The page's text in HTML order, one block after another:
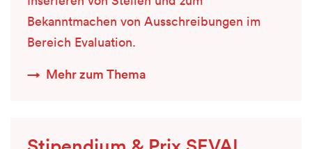
Bekanntmachen von Ausschreibungen im
Bereich Evaluation.
Mehr zum Thema